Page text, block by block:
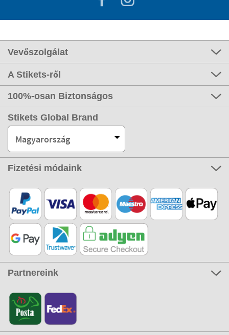
Vevőszolgálat
A Stikets-ről
100%-osan Biztonságos
Stikets Global Brand
Magyarország
Fizetési módaink
Partnereink